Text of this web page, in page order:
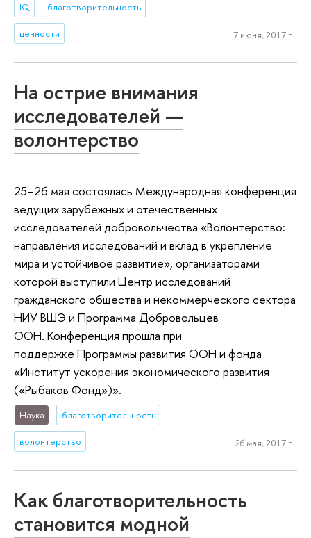
IQ благотворительность
ценности 7 июня, 2017 г.
На острие внимания
исследователей —
волонтерство
25–26 мая состоялась Международная конференция
ведущих зарубежных и отечественных
исследователей добровольчества «Волонтерство:
направления исследований и вклад в укрепление
мира и устойчивое развитие», организаторами
которой выступили Центр исследований
гражданского общества и некоммерческого сектора
НИУ ВШЭ и Программа Добровольцев
ООН. Конференция прошла при
поддержке Программы развития ООН и фонда
«Институт ускорения экономического развития
(«Рыбаков Фонд»)».
Наука благотворительность
волонтерство 26 мая, 2017 г.
Как благотворительность
становится модной